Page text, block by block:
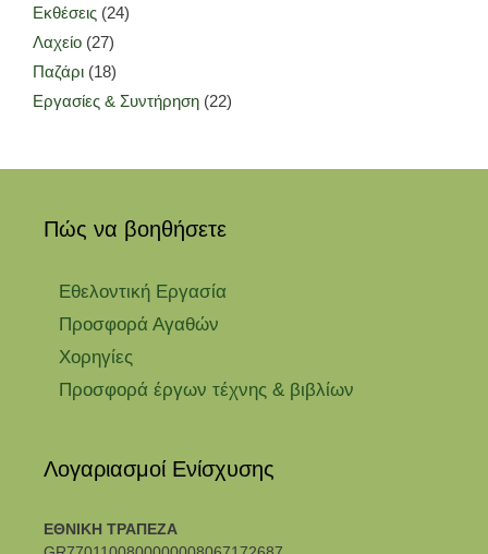
Εκθέσεις (24)
Λαχείο (27)
Παζάρι (18)
Εργασίες & Συντήρηση (22)
Πώς να βοηθήσετε
Εθελοντική Εργασία
Προσφορά Αγαθών
Χορηγίες
Προσφορά έργων τέχνης & βιβλίων
Λογαριασμοί Ενίσχυσης
ΕΘΝΙΚΗ ΤΡΑΠΕΖΑ